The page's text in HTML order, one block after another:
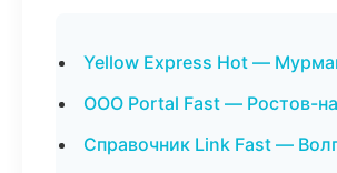
Yellow Express Hot —
ООО Portal Fast — Ростов-
Справочник Link Fast —